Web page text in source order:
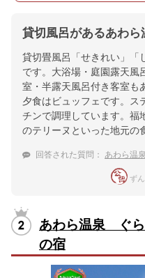
貸切風呂があるあわら
貸切畳風呂「せきれい」「
です。大浴場・庭園露天風
室・半露天風呂付き客室も
夕食はビュッフェです。ス
チンで調理しています。福
のテリーヌといった地元の
回答された質問： あわら温泉、子
ず
あわら温泉 ぐ
の宿